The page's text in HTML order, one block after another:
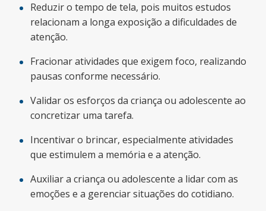
Reduzir o tempo de tela, pois muitos estudos
relacionam a longa exposição a dificuldades de
atenção.
Fracionar atividades que exigem foco, realizando
pausas conforme necessário.
Validar os esforços da criança ou adolescente ao
concretizar uma tarefa.
Incentivar o brincar, especialmente atividades
que estimulem a memória e a atenção.
Auxiliar a criança ou adolescente a lidar com as
emoções e a gerenciar situações do cotidiano.